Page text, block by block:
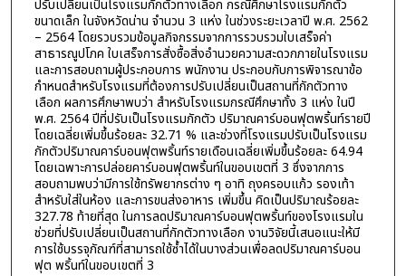
ปรับเปลี่ยนเป็นโรงแรมกักตัวทางเลือก กรณีศึกษาโรงแรมกักตัว
ขนาดเล็ก ในจังหวัดน่าน จำนวน 3 แห่ง ในช่วงระยะเวลาปี พ.ศ. 2562
– 2564 โดยรวบรวมข้อมูลกิจกรรมจากการรวบรวมใบเสร็จค่า
สาธารณูปโภค ใบเสร็จการสั่งซื้อสิ่งอำนวยความสะดวกภายในโรงแรม
และการสอบถามผู้ประกอบการ พนักงาน ประกอบกับการพิจารณาข้อ
กำหนดสำหรับโรงแรมที่ต้องการปรับเปลี่ยนเป็นสถานที่กักตัวทาง
เลือก ผลการศึกษาพบว่า สำหรับโรงแรมกรณีศึกษาทั้ง 3 แห่ง ในปี
พ.ศ. 2564 ปีที่ปรับเป็นโรงแรมกักตัว ปริมาณคาร์บอนฟุตพริ้นท์รายปี
โดยเฉลี่ยเพิ่มขึ้นร้อยละ 32.71 % และช่วงที่โรงแรมปรับเป็นโรงแรม
กักตัวปริมาณคาร์บอนฟุตพริ้นท์รายเดือนเฉลี่ยเพิ่มขึ้นร้อยละ 64.94
โดยเฉพาะการปล่อยคาร์บอนฟุตพริ้นท์ในขอบเขตที่ 3 ซึ่งจากการ
สอบถามพบว่ามีการใช้ทรัพยากรต่าง ๆ อาทิ ถุงครอบแก้ว รองเท้า
สำหรับใส่ในห้อง และการขนส่งอาหาร เพิ่มขึ้น คิดเป็นปริมาณร้อยละ
327.78 ท้ายที่สุด ในการลดปริมาณคาร์บอนฟุตพริ้นท์ของโรงแรมใน
ช่วยที่ปรับเปลี่ยนเป็นสถานที่กักตัวทางเลือก งานวิจัยนี้เสนอแนะให้มี
การใช้บรรจุภัณฑ์ที่สามารถใช้ซ้ำได้ในบางส่วนเพื่อลดปริมาณคาร์บอน
ฟุต พริ้นท์ในขอบเขตที่ 3